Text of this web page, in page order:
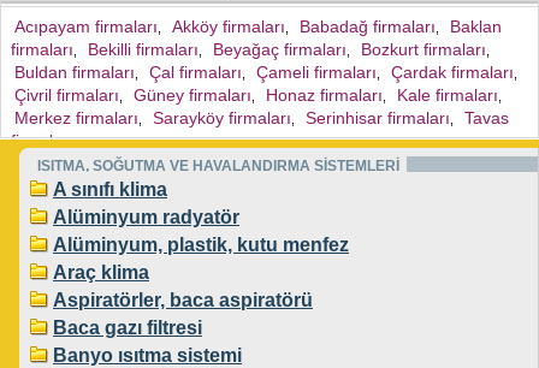
Acıpayam firmaları Akköy firmaları Babadağ firmaları
Baklan
firmaları
Bekilli firmaları Beyağaç firmaları Bozkurt firmaları
Buldan firmaları Çal firmaları Çameli firmaları Çardak firmaları
Çivril firmaları Güney firmaları Honaz firmaları Kale firmaları
Merkez firmaları Sarayköy firmaları Serinhisar firmaları
Tavas
firmaları,
ISITMA, SOĞUTMA VE HAVALANDIRMA SİSTEMLERİ
A sınıfı klima
Alüminyum radyatör
Alüminyum, plastik, kutu menfez
Araç klima
Aspiratörler, baca aspiratörü
Baca gazı filtresi
Banyo ısıtma sistemi